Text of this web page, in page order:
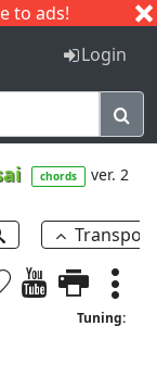
to ads!
I J
Login
chords ver. 2
Tuning: